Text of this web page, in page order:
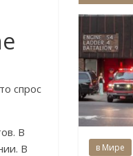
спрос
В
В
в Мире